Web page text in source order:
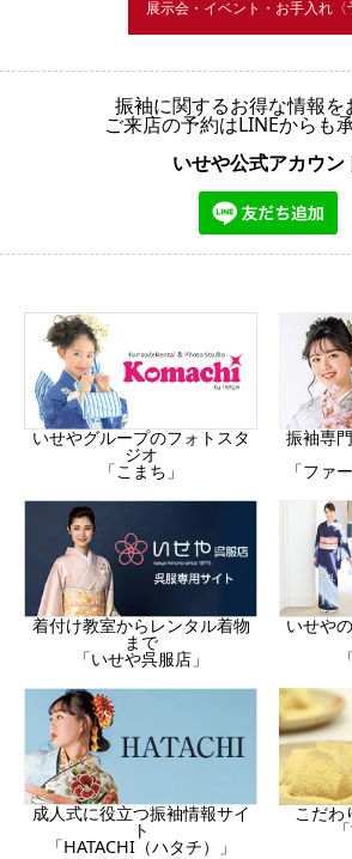
展示会・イベント・お手入れ〈
振袖に関するお得な情報を
ご来店の予約はLINEからも
いせや公式アカウン
いせやグループのフォトスタ
ジオ
「こまち」
振袖専
「ファ
着付け教室からレンタル着物
まで
「いせや呉服店」
いせや
成人式に役立つ振袖情報サイ
ト
「HATACHI（ハタチ）」
こだわ